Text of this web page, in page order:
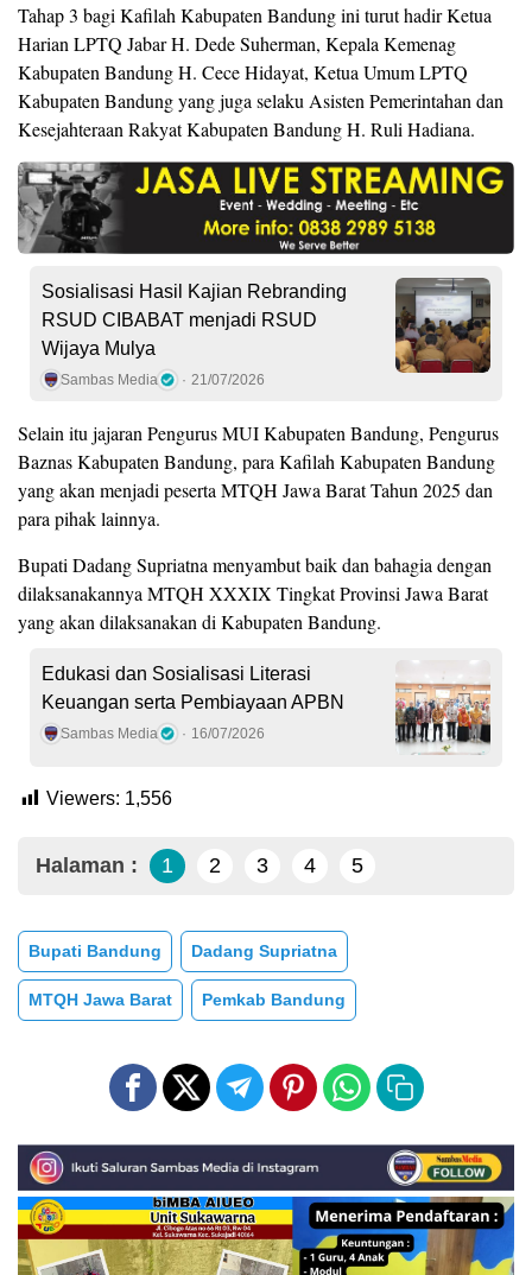
Tahap 3 bagi Kafilah Kabupaten Bandung ini turut hadir Ketua
Harian LPTQ Jabar H. Dede Suherman, Kepala Kemenag
Kabupaten Bandung H. Cece Hidayat, Ketua Umum LPTQ
Kabupaten Bandung yang juga selaku Asisten Pemerintahan dan
Kesejahteraan Rakyat Kabupaten Bandung H. Ruli Hadiana.
Sosialisasi Hasil Kajian Rebranding
RSUD CIBABAT menjadi RSUD
Wijaya Mulya
Sambas Media 21/07/2026
Selain itu jajaran Pengurus MUI Kabupaten Bandung, Pengurus
Baznas Kabupaten Bandung, para Kafilah Kabupaten Bandung
yang akan menjadi peserta MTQH Jawa Barat Tahun 2025 dan
para pihak lainnya.
Bupati Dadang Supriatna menyambut baik dan bahagia dengan
dilaksanakannya MTQH XXXIX Tingkat Provinsi Jawa Barat
yang akan dilaksanakan di Kabupaten Bandung.
Edukasi dan Sosialisasi Literasi
Keuangan serta Pembiayaan APBN
Sambas Media 16/07/2026
Viewers: 1,556
Halaman : 1 2 3 4 5
Bupati Bandung Dadang Supriatna
MTQH Jawa Barat Pemkab Bandung